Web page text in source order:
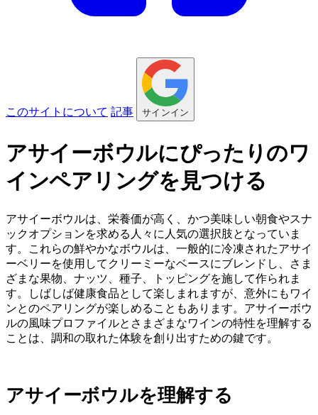
このサイトについて 記事 サインイン
アサイーボウルにぴったりのワ
インペアリングを見つける
アサイーボウルは、栄養価が高く、かつ美味しい朝食やスナ
ックオプションを求める人々に人気の選択肢となっていま
す。これらの鮮やかなボウルは、一般的に冷凍されたアサイ
ーベリーを使用してクリーミーなベースにブレンドし、さま
ざまな果物、ナッツ、種子、トッピングを施して作られま
す。しばしば健康食品として楽しまれますが、意外にもワイ
ンとのペアリングが楽しめることもあります。アサイーボウ
ルの風味プロファイルとさまざまなワインの特性を理解する
ことは、調和の取れた体験を創り出すための鍵です。
アサイーボウルを理解する